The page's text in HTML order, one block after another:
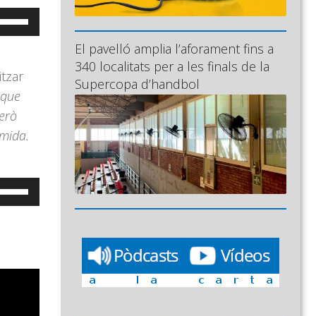
El pavelló amplia l’aforament fins a
340 localitats per a les finals de la
Supercopa d’handbol